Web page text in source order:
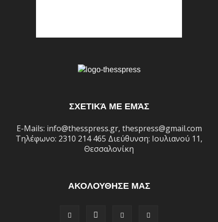
ΣΧΕΤΙΚΆ ΜΕ ΕΜΆΣ
E-Mails: info@thesspress.gr, thespress@gmail.com
Τηλέφωνο: 2310 214 465 Διεύθυνση: Ιουλιανού 11,
Θεσσαλονίκη
ΑΚΟΛΟΥΘΗΣΕ ΜΑΣ